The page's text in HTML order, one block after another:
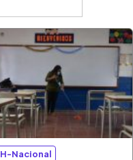
H-Nacional